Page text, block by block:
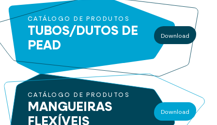
CATÁLOGO DE PRODUTOS
TUBOS/DUTOS DE
PEAD
Download
CATÁLOGO DE PRODUTOS
MANGUEIRAS
FLEXÍVEIS
Download